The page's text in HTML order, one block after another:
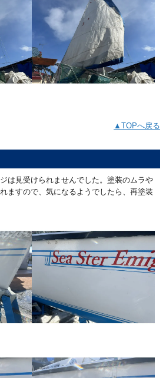
▲TOPへ戻る
は見受けられませんでした。塗装のムラや
ますので、気になるようでしたら、再塗装